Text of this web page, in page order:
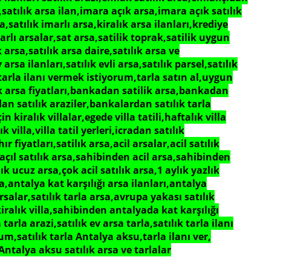
arsa ilan,imara açık arsa,imara açık satılık
imarlı arsa,kiralık arsa ilanları,krediye
arsalar,sat arsa,satilik toprak,satilik uygun
arsa daire,satılık arsa ve
ilanları,satılık evli arsa,satılık parsel,satılık
ilanı vermek istiyorum,tarla satın al,uygun
arsa fiyatları,bankadan satilik arsa,bankadan
satılık araziler,bankalardan satılık tarla
kiralık villalar,egede villa tatili,haftalık villa
villa,villa tatil yerleri,icradan satılık
fiyatları,satilık arsa,acil arsalar,acil satılık
satılık arsa,sahibinden acil arsa,sahibinden
ucuz arsa,çok acil satılık arsa,1 aylık yazlık
kat karşılığı arsa ilanları,antalya
tarla arsa,avrupa yakası satılık
villa,sahibinden antalyada kat karşılığı
arazi,satılık ev arsa tarla,satılık tarla ilanı
tarla Antalya aksu,tarla ilanı ver,
aksu satılık arsa ve tarlalar